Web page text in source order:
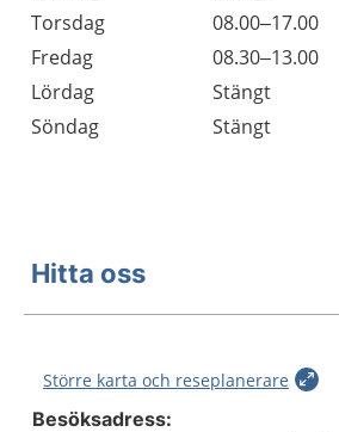
Torsdag
08.00–17.00
Fredag
08.30–13.00
Lördag
Stängt
Söndag
Stängt
Hitta oss
Större karta och reseplanerare
Besöksadress: